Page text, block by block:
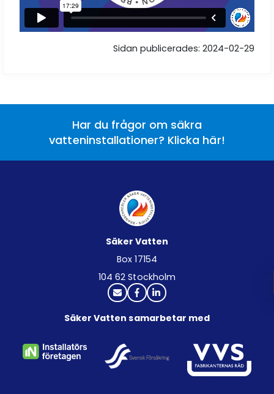
Sidan publicerades: 2024-02-29
Har du frågor om säkra
vatteninstallationer? Klicka här!
Säker Vatten
Box 17154
104 62 Stockholm
Säker Vatten samarbetar med